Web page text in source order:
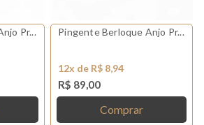
Pr... Pingente Berloque Anjo Pr...
12x de R$ 8,94
R$ 89,00
Comprar